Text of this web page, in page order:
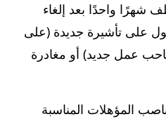
شهرًا واحدًا بعد إلغاء
على تأشيرة جديدة (على
عمل جديد) أو مغادرة
المؤهلات المناسبة